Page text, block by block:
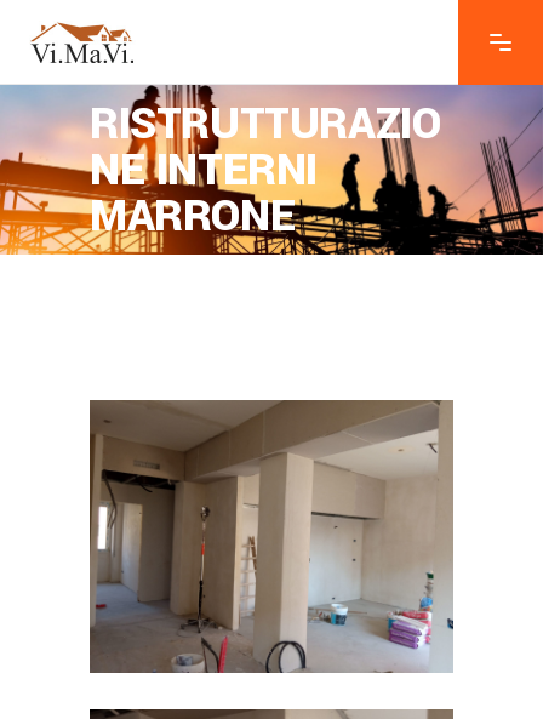
RISTRUTTURAZIO
NE INTERNI
MARRONE